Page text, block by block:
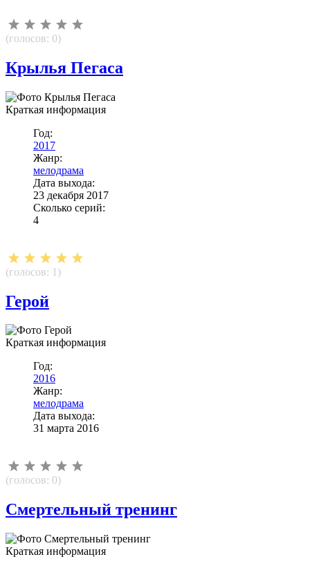
(голосов: 0)
Крылья Пегаса
Краткая информация
Год:
2017
Жанр:
мелодрама
Дата выхода:
23 декабря 2017
Сколько серий:
4
(голосов: 1 )
Герой
Краткая информация
Год:
2016
Жанр:
мелодрама
Дата выхода:
31 марта 2016
(голосов: 0)
Смертельный тренинг
Краткая информация